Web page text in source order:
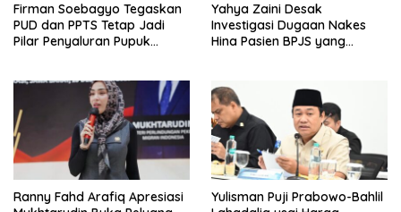
Firman Soebagyo Tegaskan
PUD dan PPTS Tetap Jadi
Pilar Penyaluran Pupuk
Yahya Zaini Desak
Investigasi Dugaan Nakes
Hina Pasien BPJS yang
Ranny Fahd Arafiq Apresiasi
Yulisman Puji Prabowo-Bahlil